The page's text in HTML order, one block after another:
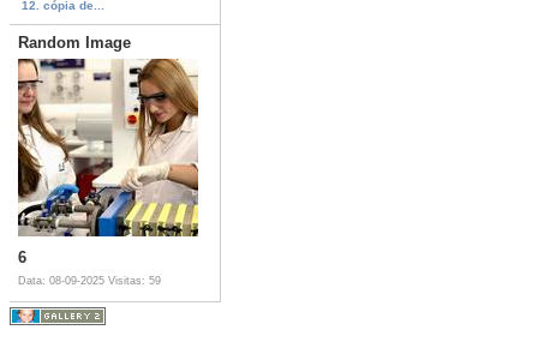
12. cópia de...
Random Image
6
Data: 08-09-2025 Visitas: 59